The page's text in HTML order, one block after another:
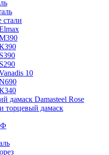
10
дамаск Damasteel Rose
торцевый дамаск